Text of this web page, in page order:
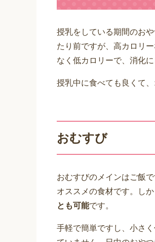
授乳をしている期間のお
たり前ですが、高カロリ
なく低カロリーで、消化
授乳中に食べても良くて
おむすび
おむすびのメインはご飯
オススメの食材です。し
とも可能です。
手軽で簡単ですし、小さ